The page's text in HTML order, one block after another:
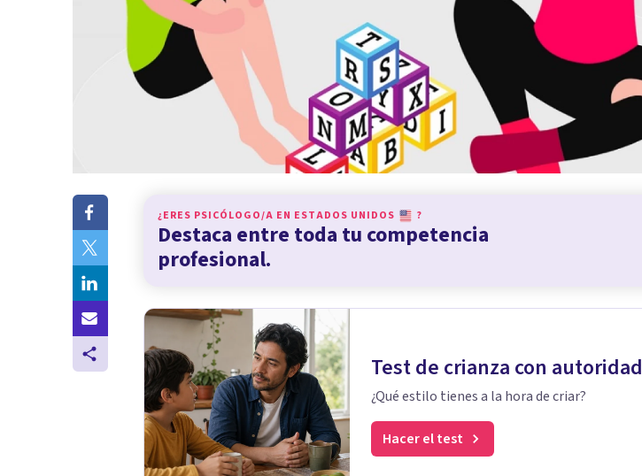
¿ERES PSICÓLOGO/A EN ESTADOS UNIDOS ?
Destaca entre toda tu competencia
profesional.
Test de crianza con autoridad
¿Qué estilo tienes a la hora de criar?
Hacer el test